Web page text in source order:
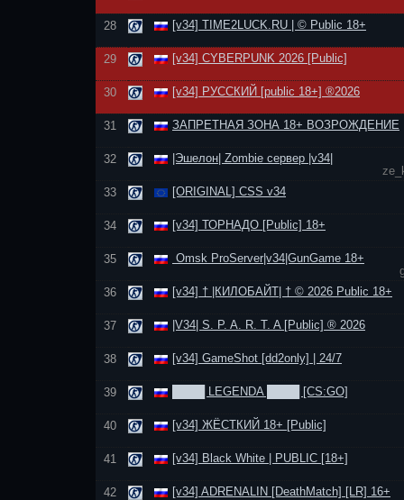
28 [v34] TIME2LUCK.RU | © Public 18+
29 [v34] CYBERPUNK 2026 [Public]
30 [v34] РУССКИЙ [public 18+] ®2026
31 ЗАПРЕТНАЯ ЗОНА 18+ ВОЗРОЖДЕНИЕ
32
|Эшелон| Zombie сервер |v34|
33
[ORIGINAL] CSS v34
34 [v34] ТОРНАДО [Public] 18+
35
Omsk ProServer|v34|GunGame 18+
36
[v34] † |КИЛОБАЙТ| † © 2026 Public 18+
37 |V34| S. P. A. R. T. A [Public] ® 2026
38 [v34] GameShot [dd2only] | 24/7
39 ████ LEGENDA ████ [CS:GO]
40 [v34] ЖЁСТКИЙ 18+ [Public]
41 [v34] Black White | PUBLIC [18+]
42 [v34] ADRENALIN [DeathMatch] [LR] 16+